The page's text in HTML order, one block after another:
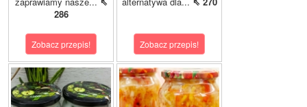
286
Zobacz przepis! Zobacz przepis!